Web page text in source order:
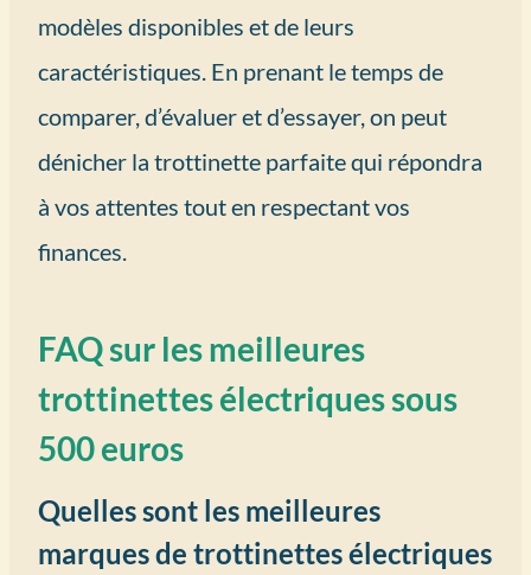
modèles disponibles et de leurs
caractéristiques. En prenant le temps de
comparer, d’évaluer et d’essayer, on peut
dénicher la trottinette parfaite qui répondra
à vos attentes tout en respectant vos
finances.
FAQ sur les meilleures
trottinettes électriques sous
500 euros
Quelles sont les meilleures
marques de trottinettes électriques